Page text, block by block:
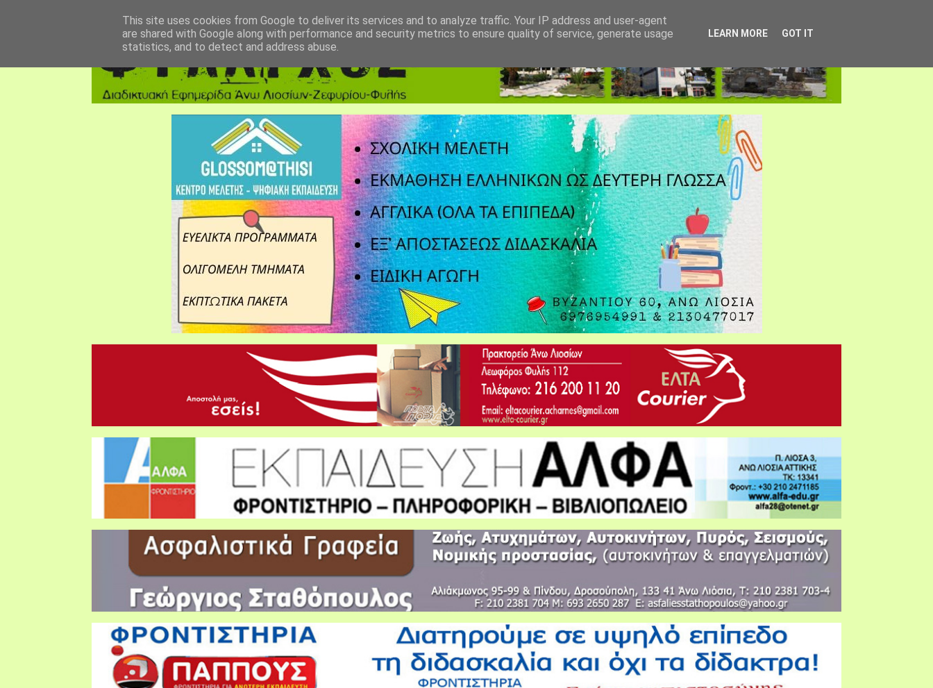
This site uses cookies from Google to deliver its services and to analyze traffic. Your IP address and user-agent
are shared with Google along with performance and security metrics to ensure quality of service, generate usage
statistics, and to detect and address abuse.
LEARN MORE GOT IT